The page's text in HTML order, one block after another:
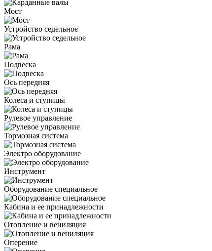
Мост
Устройство седельное
Рама
Подвеска
Ось передняя
Колеса и ступицы
Рулевое управление
Тормозная система
Электро оборудование
Инструмент
Оборудование специальное
Кабина и ее принадлежности
Отопление и вениляция
Оперение